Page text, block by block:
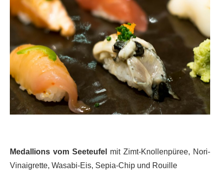
Medallions vom Seeteufel
mit Zimt-Knollenpüree, Nori-
Vinaigrette, Wasabi-Eis, Sepia-Chip und Rouille